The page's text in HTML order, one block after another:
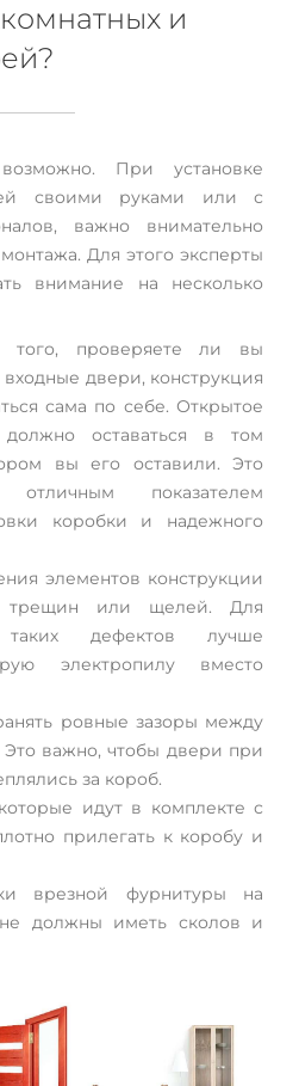
и
При установке
своими руками или с
важно внимательно
Для этого эксперты
внимание на несколько
того, проверяете ли вы
двери, конструкция
сама по себе. Открытое
оставаться в том
вы его оставили. Это
отличным показателем
коробки и надежного
элементов конструкции
или щелей. Для
таких дефектов лучше
электропилу вместо
ровные зазоры между
важно, чтобы двери при
за короб.
идут в комплекте с
прилегать к коробу и
врезной фурнитуры на
должны иметь сколов и